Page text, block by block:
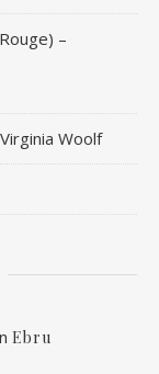
–
Woolf
Ebru